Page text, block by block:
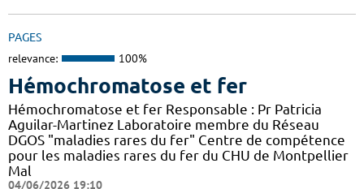
PAGES
relevance: 100%
Hémochromatose et fer
Hémochromatose et fer Responsable : Pr Patricia
Aguilar-Martinez Laboratoire membre du Réseau
DGOS "maladies rares du fer" Centre de compétence
pour les maladies rares du fer du CHU de Montpellier
Mal
04/06/2026 19:10